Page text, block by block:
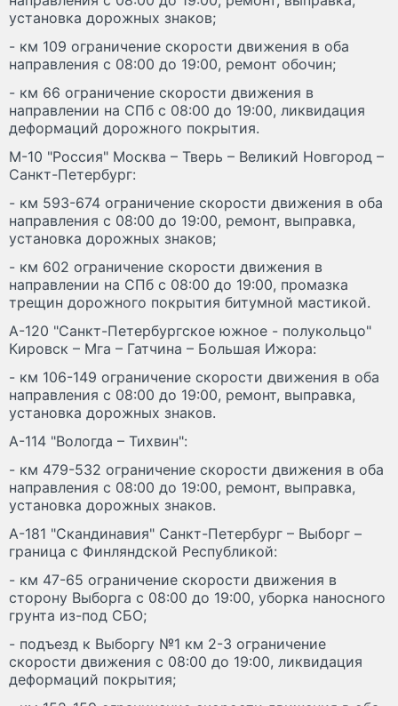
установка дорожных знаков;
- км 109 ограничение скорости движения в оба
направления с 08:00 до 19:00, ремонт обочин;
- км 66 ограничение скорости движения в
направлении на СПб с 08:00 до 19:00, ликвидация
деформаций дорожного покрытия.
М-10 "Россия" Москва – Тверь – Великий Новгород –
Санкт-Петербург:
- км 593-674 ограничение скорости движения в оба
направления с 08:00 до 19:00, ремонт, выправка,
установка дорожных знаков;
- км 602 ограничение скорости движения в
направлении на СПб с 08:00 до 19:00, промазка
трещин дорожного покрытия битумной мастикой.
А-120 "Санкт-Петербургское южное - полукольцо"
Кировск – Мга – Гатчина – Большая Ижора:
- км 106-149 ограничение скорости движения в оба
направления с 08:00 до 19:00, ремонт, выправка,
установка дорожных знаков.
А-114 "Вологда – Тихвин":
- км 479-532 ограничение скорости движения в оба
направления с 08:00 до 19:00, ремонт, выправка,
установка дорожных знаков.
А-181 "Скандинавия" Санкт-Петербург – Выборг –
граница с Финляндской Республикой:
- км 47-65 ограничение скорости движения в
сторону Выборга с 08:00 до 19:00, уборка наносного
грунта из-под СБО;
- подъезд к Выборгу №1 км 2-3 ограничение
скорости движения с 08:00 до 19:00, ликвидация
деформаций покрытия;